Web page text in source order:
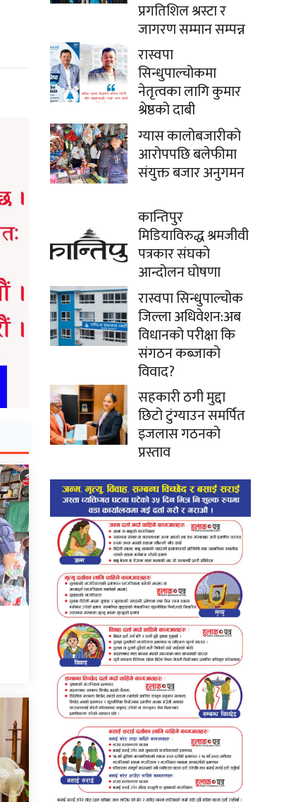
प्रगतिशिल श्रस्टा र
जागरण सम्मान सम्पन्न
रास्वपा
सिन्धुपाल्चोकमा
नेतृत्वका लागि कुमार
श्रेष्ठको दाबी
ग्यास कालोबजारीको
आरोपपछि बलेफीमा
संयुक्त बजार अनुगमन
कान्तिपुर
मिडियाविरुद्ध श्रमजीवी
पत्रकार संघको
आन्दोलन घोषणा
रास्वपा सिन्धुपाल्चोक
जिल्ला अधिवेशन:अब
विधानको परीक्षा कि
संगठन कब्जाको
विवाद?
सहकारी ठगी मुद्दा
छिटो टुंग्याउन समर्पित
इजलास गठनको
प्रस्ताव